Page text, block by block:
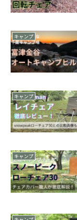
キャンプ
キャンプ
キャンプ